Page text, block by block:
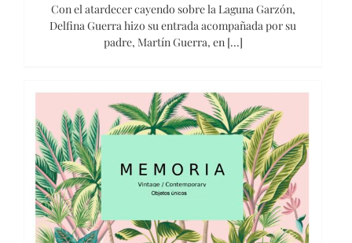
Con el atardecer cayendo sobre la Laguna Garzón,
Delfina Guerra hizo su entrada acompañada por su
padre, Martín Guerra, en [...]